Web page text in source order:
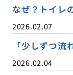
なぜ？トイレ
2026.02.07
「少しずつ
2026.02.04